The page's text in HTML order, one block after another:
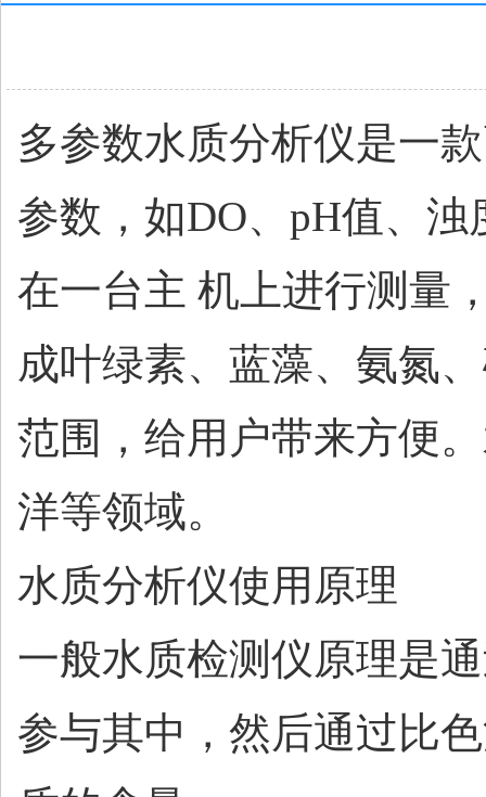
多参数水质分析仪是一
参数，如DO、pH值、
在一台主 机上进行测量
成叶绿素、蓝藻、氨氮
范围，给用户带来方便
洋等领域。
水质分析仪使用原理
一般水质检测仪原理是
参与其中，然后通过比